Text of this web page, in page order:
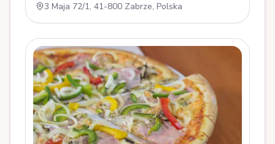
3 Maja 72/1, 41-800 Zabrze, Polska